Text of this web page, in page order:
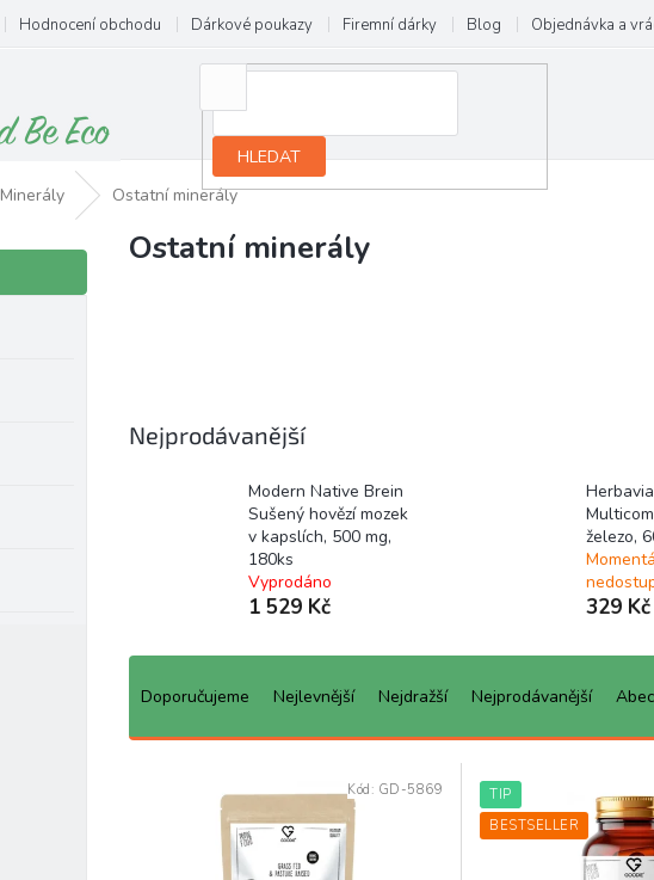
Hodnocení obchodu Dárkové poukazy Firemní dárky Blog Objednávka a
HLEDAT
Minerály Ostatní minerály
Ostatní minerály
Nejprodávanější
Modern Native Brein
Sušený hovězí mozek
v kapslích, 500 mg,
180ks
Vyprodáno
1 529 Kč
železo,
329 Kč
Ř
e
Doporučujeme Nejlevnější Nejdražší Nejprodávanější
Kód: GD-5869
TIP
BESTSELLER